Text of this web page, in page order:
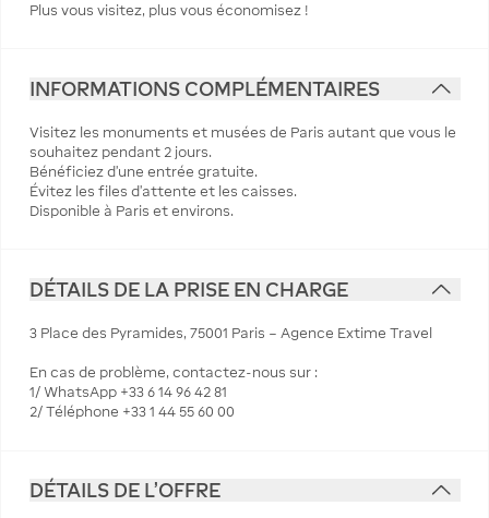
Plus vous visitez, plus vous économisez !
INFORMATIONS COMPLÉMENTAIRES
Visitez les monuments et musées de Paris autant que vous le
souhaitez pendant 2 jours.
Bénéficiez d'une entrée gratuite.
Évitez les files d'attente et les caisses.
Disponible à Paris et environs.
DÉTAILS DE LA PRISE EN CHARGE
3 Place des Pyramides, 75001 Paris – Agence Extime Travel
En cas de problème, contactez-nous sur :
1/ WhatsApp +33 6 14 96 42 81
2/ Téléphone +33 1 44 55 60 00
DÉTAILS DE L'OFFRE